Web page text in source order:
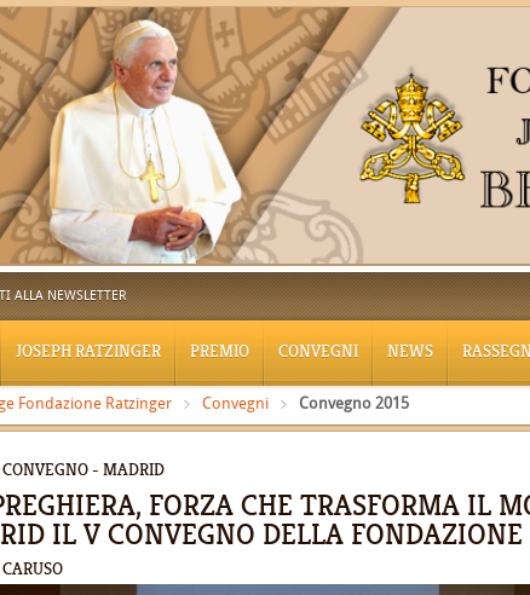
ALLA NEWSLETTER
JOSEPH RATZINGER PREMIO CONVEGNI NEWS
Fondazione Ratzinger Convegni Convegno 2015
- MADRID
FORZA CHE TRASFORMA IL
IL V CONVEGNO DELLA FONDAZIONE